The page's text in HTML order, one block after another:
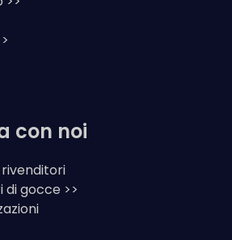
con noi
gocce >>